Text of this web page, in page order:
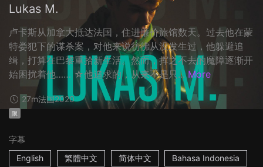
Lukas M.
卢卡斯从加拿大抵达法国，住进廉价旅馆数天。过去他在蒙
特娄犯下的谋杀案，对他来说彷彿从没发生过，他躲避追
缉，打算在巴黎重拾新生活。然而，挥之不去的魔障逐渐开
始困扰着他…… ☆他追求的，从来不是只... More
27m法国2020
限
字幕
English
繁體中文 简体中文 Bahasa Indonesia